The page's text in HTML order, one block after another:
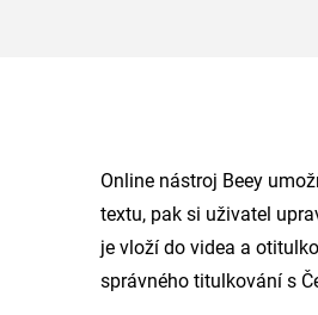
Online nástroj Beey
textu, pak si uživatel
je vloží do videa a
správného titulkování s